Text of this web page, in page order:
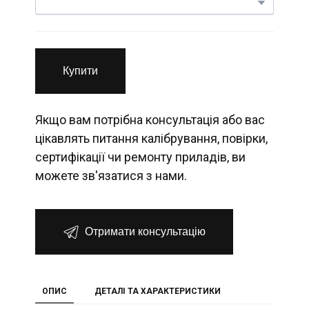
Купити
Якщо вам потрібна консультація або вас
цікавлять питання калібрування, повірки,
сертифікації чи ремонту приладів, ви
можете зв'язатися з нами.
Отримати консультацію
ОПИС ДЕТАЛІ ТА ХАРАКТЕРИСТИКИ